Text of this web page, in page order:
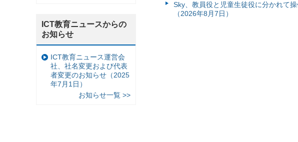
Sky、教員役と児童生徒役に分かれて
（2026年8月7日）
ICT教育ニュースからの
お知らせ
ICT教育ニュース運営会
社、社名変更および代表
者変更のお知らせ（2025
年7月1日）
お知らせ一覧 >>